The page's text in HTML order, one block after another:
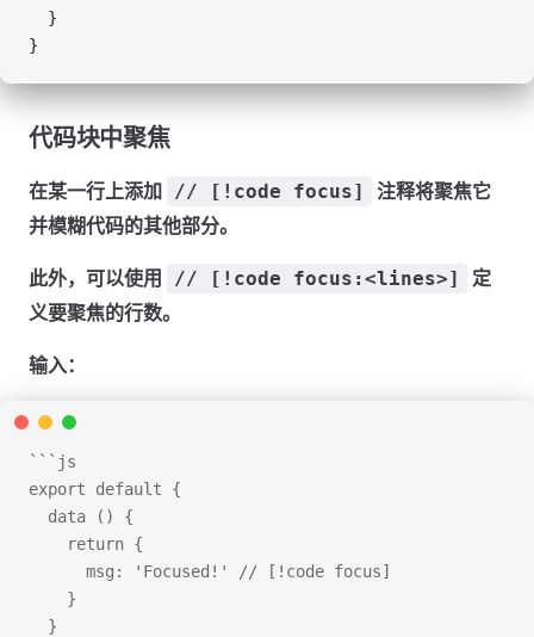
  }
}
代码块中聚焦
在某一行上添加 // [!code focus]
注释将聚焦它
并模糊代码的其他部分。
此外，可以使用 // [!code focus:<lines>]
定
义要聚焦的行数。
输入：
```js
export default {
  data () {
    return {
      msg: 'Focused!' // [!code focus]
    }
  }